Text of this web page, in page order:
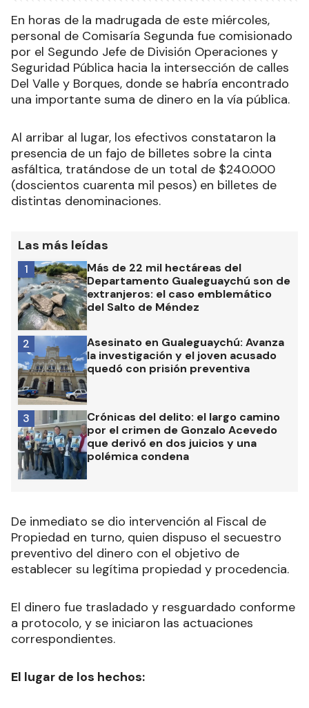
En horas de la madrugada de este miércoles,
personal de Comisaría Segunda fue comisionado
por el Segundo Jefe de División Operaciones y
Seguridad Pública hacia la intersección de calles
Del Valle y Borques, donde se habría encontrado
una importante suma de dinero en la vía pública.
Al arribar al lugar, los efectivos constataron la
presencia de un fajo de billetes sobre la cinta
asfáltica, tratándose de un total de $240.000
(doscientos cuarenta mil pesos) en billetes de
distintas denominaciones.
Las más leídas
Más de 22 mil hectáreas del
Departamento Gualeguaychú son de
extranjeros: el caso emblemático
del Salto de Méndez
1
Asesinato en Gualeguaychú: Avanza
la investigación y el joven acusado
quedó con prisión preventiva
2
Crónicas del delito: el largo camino
por el crimen de Gonzalo Acevedo
que derivó en dos juicios y una
polémica condena
3
De inmediato se dio intervención al Fiscal de
Propiedad en turno, quien dispuso el secuestro
preventivo del dinero con el objetivo de
establecer su legítima propiedad y procedencia.
El dinero fue trasladado y resguardado conforme
a protocolo, y se iniciaron las actuaciones
correspondientes.
El lugar de los hechos: